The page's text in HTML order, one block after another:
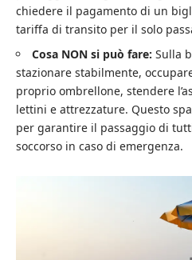
chiedere il pagamento di un
tariffa di transito per il solo
Cosa NON si può fare: Sulla
stazionare stabilmente,
proprio ombrellone, stendere
lettini e attrezzature. Questo
per garantire il passaggio di
soccorso in caso di emergenza.